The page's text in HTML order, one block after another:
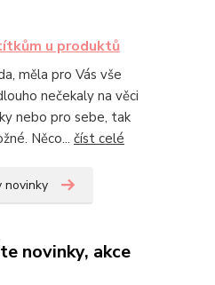
u produktů
měla pro Vás vše
nečekaly na věci
nebo pro sebe, tak
Něco... číst celé
novinky
novinky, akce